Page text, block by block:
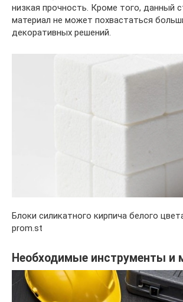
низкая прочность. Кроме того, данный
материал не может похвастаться
декоративных решений.
Блоки силикатного кирпича белого
prom.st
Необходимые инструменты и